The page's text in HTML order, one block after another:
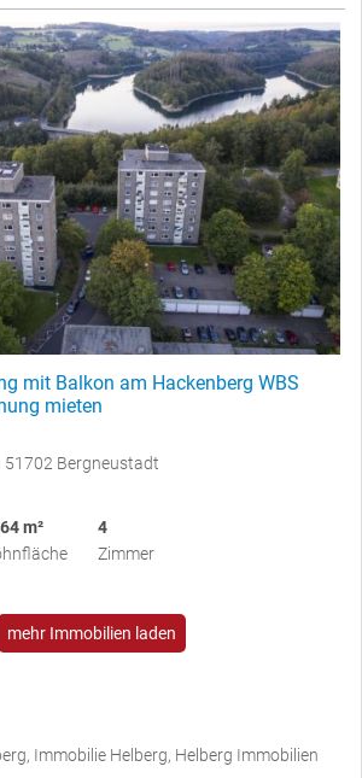
mit Balkon am Hackenberg WBS
mieten
Bergneustadt
m²
4
Zimmer
mehr Immobilien laden
Immobilie Helberg, Helberg Immobilien